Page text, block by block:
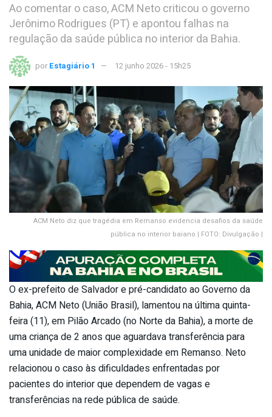
Ao comentar o caso, ACM Neto criticou o governo
Jerônimo Rodrigues (PT) e apontou falhas na
regulação da saúde pública no interior da Bahia.
por Estagiário 1 12 junho 2026 - 15h25
ACM Neto diz que tragédia em Remanso evidencia desafios da saúde
pública no interior baiano | FOTO: Divulgação |
O ex-prefeito de Salvador e pré-candidato ao Governo da
Bahia, ACM Neto (União Brasil), lamentou na última quinta-
feira (11), em Pilão Arcado (no Norte da Bahia), a morte de
uma criança de 2 anos que aguardava transferência para
uma unidade de maior complexidade em Remanso. Neto
relacionou o caso às dificuldades enfrentadas por
pacientes do interior que dependem de vagas e
transferências na rede pública de saúde.